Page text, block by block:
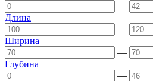
—
Длина
—
Ширина
—
Глубина
—